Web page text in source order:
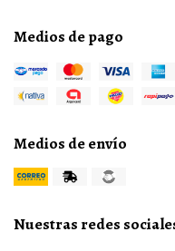
Medios de pago
Medios de envío
Nuestras redes